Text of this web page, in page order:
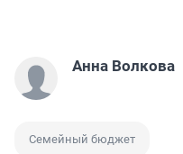
Анна Волкова
Семейный бюджет